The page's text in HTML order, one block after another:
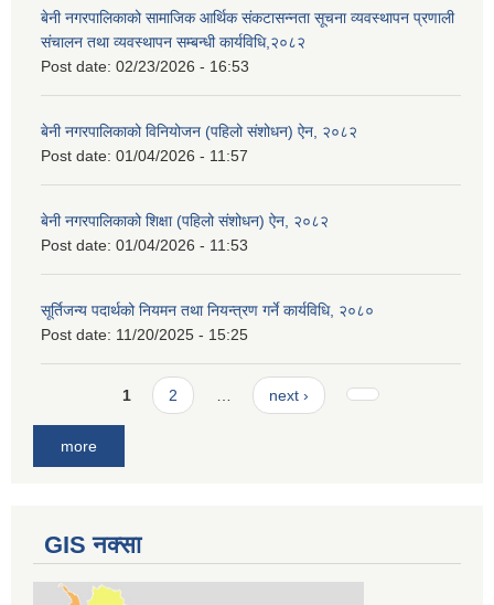
बेनी नगरपालिकाको सामाजिक आर्थिक संकटासन्नता सूचना व्यवस्थापन प्रणाली
संचालन तथा व्यवस्थापन सम्बन्धी कार्यविधि,२०८२
Post date: 02/23/2026 - 16:53
बेनी नगरपालिकाको विनियोजन (पहिलो संशोधन) ऐन, २०८२
Post date: 01/04/2026 - 11:57
बेनी नगरपालिकाको शिक्षा (पहिलो संशोधन) ऐन, २०८२
Post date: 01/04/2026 - 11:53
सूर्तिजन्य पदार्थको नियमन तथा नियन्त्रण गर्ने कार्यविधि, २०८०
Post date: 11/20/2025 - 15:25
Pages1 2 next ›
more
GIS नक्सा